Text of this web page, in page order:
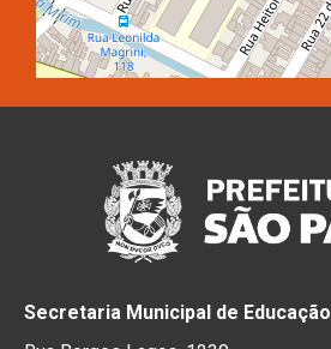
Secretaria Municipal de Educação